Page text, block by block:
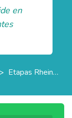
en
Etapas Rheintal